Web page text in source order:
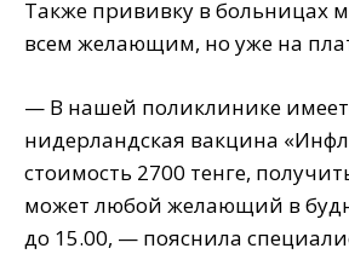
Также прививку в больницах
всем желающим, но уже на
— В нашей поликлинике
нидерландская вакцина
стоимость 2700 тенге,
может любой желающий в
до 15.00, — пояснила